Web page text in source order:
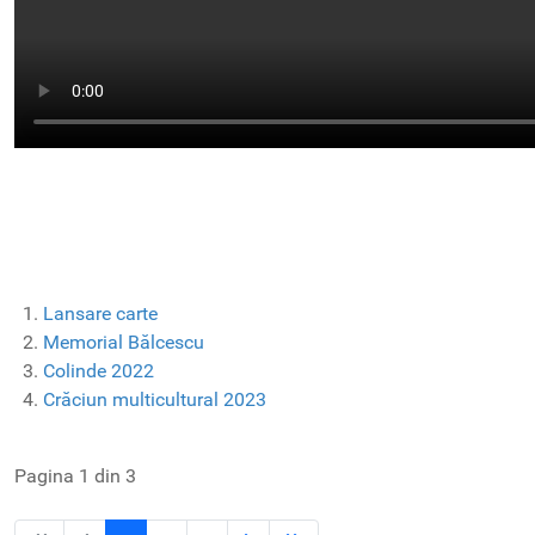
Lansare carte
Memorial Bălcescu
Colinde 2022
Crăciun multicultural 2023
Pagina 1 din 3